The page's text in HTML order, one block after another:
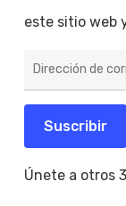
este sitio web
de
electrónico
Suscribir
Únete a otros